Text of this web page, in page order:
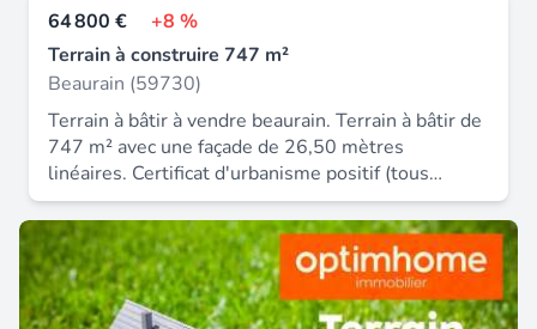
64 800 €
+8 %
Terrain à construire 747 m²
Beaurain (59730)
Terrain à bâtir à vendre beaurain. Terrain à bâtir de
747 m² avec une façade de 26,50 mètres
linéaires. Certificat d'urbanisme positif (tous
réseaux en front à rue). Terrain plat. Libre de
constructeur.